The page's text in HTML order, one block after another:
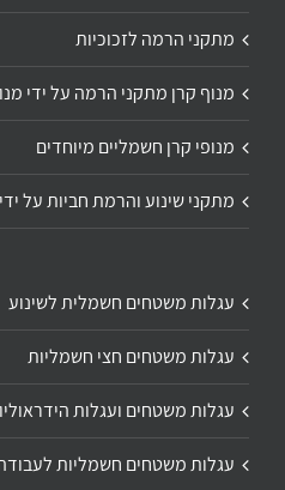
מתקני הרמה לזכוכיות
מנוף קרן מתקני הרמה על ידי
מנופי קרן חשמליים מיוחדים
מתקני שינוע והרמת חביות על
עגלות משטחים חשמלית לשינוע
עגלות משטחים חצי חשמליות
עגלות משטחים ועגלות
עגלות משטחים חשמליות